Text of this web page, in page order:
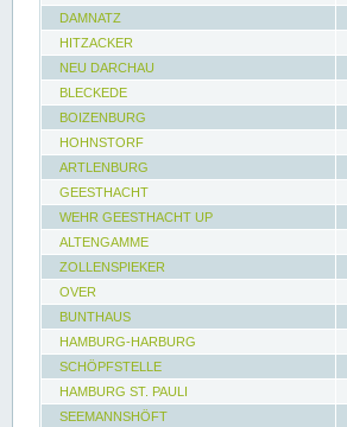
DAMNATZ
HITZACKER
NEU DARCHAU
BLECKEDE
BOIZENBURG
HOHNSTORF
ARTLENBURG
GEESTHACHT
WEHR GEESTHACHT UP
ALTENGAMME
ZOLLENSPIEKER
OVER
BUNTHAUS
HAMBURG-HARBURG
SCHÖPFSTELLE
HAMBURG ST. PAULI
SEEMANNSHÖFT